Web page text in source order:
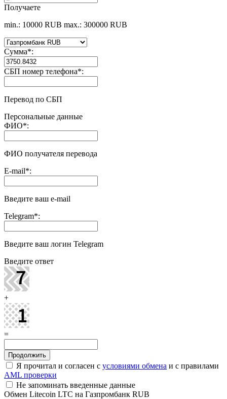
Получаете
min.: 10000 RUB max.: 300000 RUB
Сумма*:
СБП номер телефона*:
Перевод по СБП
Персональные данные
ФИО*:
ФИО получателя перевода
E-mail*:
Введите ваш e-mail
Telegram*:
Введите ваш логин Telegram
Введите ответ
+
=
Я прочитал и согласен с условиями обмена и с правилами
AML проверки
Не запоминать введенные данные
Обмен Litecoin LTC на Газпромбанк RUB